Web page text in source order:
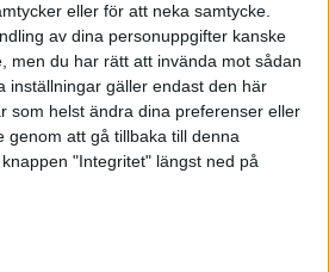
eller för att neka samtycke.
av dina personuppgifter kanske
men du har rätt att invända mot sådan
inställningar gäller endast den här
som helst ändra dina preferenser eller
genom att gå tillbaka till denna
"Integritet" längst ned på
som är
våra tjänster mot bra
gärna iväg ett mail till
eller ring oss på 040